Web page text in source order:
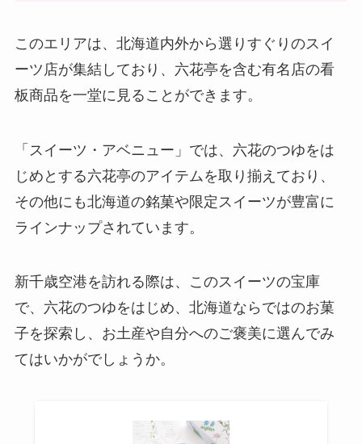
このエリアは、北海道内外から選りすぐりのスイ
ーツ店が集結しており、六花亭を含む有名店の看
板商品を一堂に見ることができます。
「スイーツ・アベニュー」では、六花のつゆをは
じめとする六花亭のアイテムを取り揃えており、
その他にも北海道の銘菓や限定スイーツが豊富に
ラインナップされています。
新千歳空港を訪れる際は、このスイーツの宝庫
で、六花のつゆをはじめ、北海道ならではのお菓
子を探索し、お土産や自分へのご褒美に選んでみ
てはいかがでしょうか。